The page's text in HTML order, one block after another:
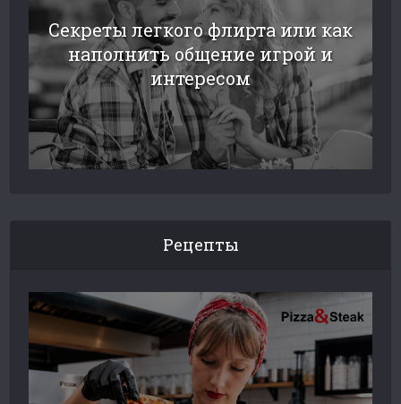
Секреты легкого флирта или как
наполнить общение игрой и
интересом
Рецепты